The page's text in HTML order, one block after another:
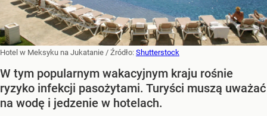
Hotel w Meksyku na Jukatanie / Źródło: Shutterstock
W tym popularnym wakacyjnym kraju rośnie
ryzyko infekcji pasożytami. Turyści muszą uważać
na wodę i jedzenie w hotelach.